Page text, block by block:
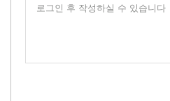
로그인 후 작성하실 수 있습니다